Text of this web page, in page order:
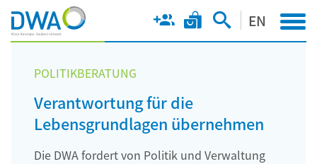
EN
POLITIKBERATUNG
Verantwortung für die
Lebensgrundlagen übernehmen
Die DWA fordert von Politik und Verwaltung